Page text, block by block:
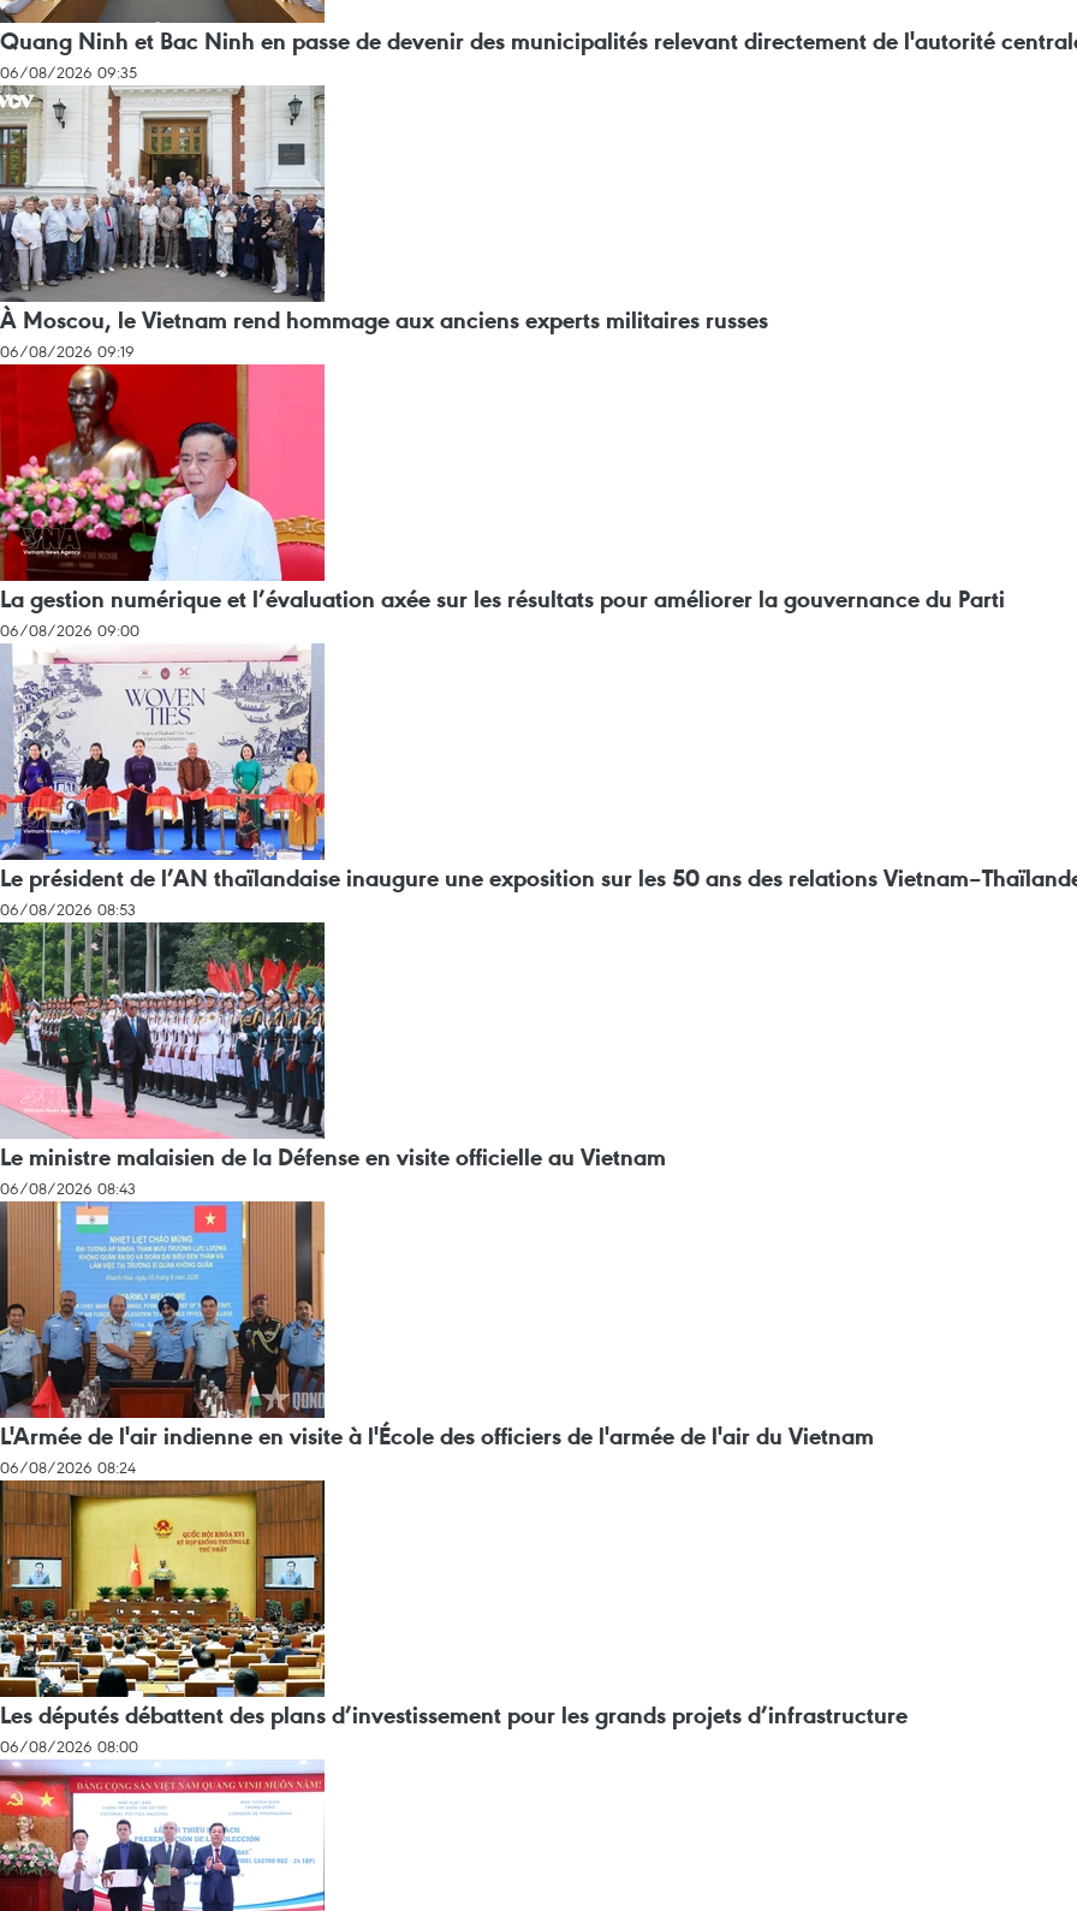
Quang Ninh et Bac Ninh en passe de devenir des municipalités relevant directement de l'autorité
06/08/2026 09:35
À Moscou, le Vietnam rend hommage aux anciens experts militaires russes
06/08/2026 09:19
La gestion numérique et l’évaluation axée sur les résultats pour améliorer la gouvernance du Parti
06/08/2026 09:00
Le président de l’AN thaïlandaise inaugure une exposition sur les 50 ans des relations
06/08/2026 08:53
Le ministre malaisien de la Défense en visite officielle au Vietnam
06/08/2026 08:43
L'Armée de l'air indienne en visite à l'École des officiers de l'armée de l'air du Vietnam
06/08/2026 08:24
Les députés débattent des plans d’investissement pour les grands projets d’infrastructure
06/08/2026 08:00